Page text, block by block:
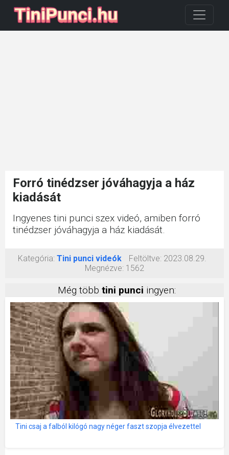
Forró tinédzser jóváhagyja a ház
kiadását
Ingyenes tini punci szex videó, amiben forró
tinédzser jóváhagyja a ház kiadását.
Kategória: Tini punci videók Feltöltve: 2023.08.29.
Megnézve: 1562
Még több tini punci ingyen:
Tini csaj a falból kilógó nagy néger faszt szopja élvezettel